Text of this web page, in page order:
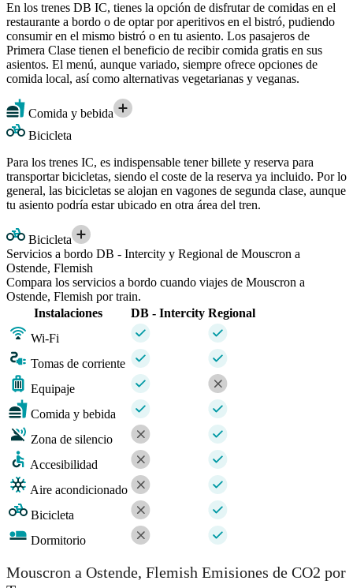
En los trenes DB IC, tienes la opción de disfrutar de comidas en el
restaurante a bordo o de optar por aperitivos en el bistró, pudiendo
consumir en el mismo bistró o en tu asiento. Los pasajeros de
Primera Clase tienen el beneficio de recibir comida gratis en sus
asientos. El menú, aunque variado, siempre ofrece opciones de
comida local, así como alternativas vegetarianas y veganas.
Comida y bebida
Bicicleta
Para los trenes IC, es indispensable tener billete y reserva para
transportar bicicletas, siendo el coste de la reserva ya incluido. Por lo
general, las bicicletas se alojan en vagones de segunda clase, aunque
tu asiento podría estar ubicado en otra área del tren.
Bicicleta
Servicios a bordo DB - Intercity y Regional de Mouscron a
Ostende, Flemish
Compara los servicios a bordo cuando viajes de Mouscron a
Ostende, Flemish por train.
Instalaciones
DB - Intercity Regional
Wi-Fi
Tomas de corriente
Equipaje
Comida y bebida
Zona de silencio
Accesibilidad
Aire acondicionado
Bicicleta
Dormitorio
Mouscron a Ostende, Flemish Emisiones de CO2 por